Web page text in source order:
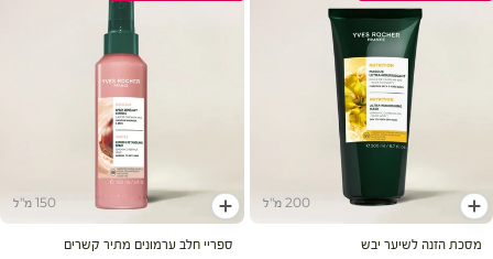
200 מ"ל
הוסף לעגלה
מסכת הזנה לשיער יבש
150 מ"ל
הוסף לעגלה
ספריי חלב ערמונים מתיר קשרים